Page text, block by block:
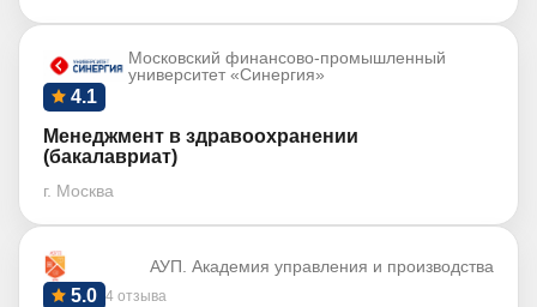
Московский финансово-промышленный
университет «Синергия»
4.1
Менеджмент в здравоохранении
(бакалавриат)
г. Москва
АУП. Академия управления и производства
4 отзыва
5.0